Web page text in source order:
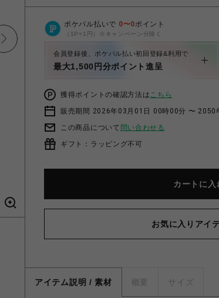
ポケパル払いで 0〜0ポイント
（1P=1円）※キャンペーン分除く
会員登録後、ポケパル払い初回登録&利用で
最大1,500円分ポイント進呈
獲得ポイントの確認方法はこちら
販売期間 2026年03月01日 00時00分 〜 2050
この商品について 問い合わせる
ギフト：ラッピング不可
カートに入
お気に入りアイ
アイテム説明 / 素材 概要 サイズ